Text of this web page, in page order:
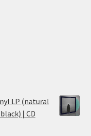
LP (natural
| CD